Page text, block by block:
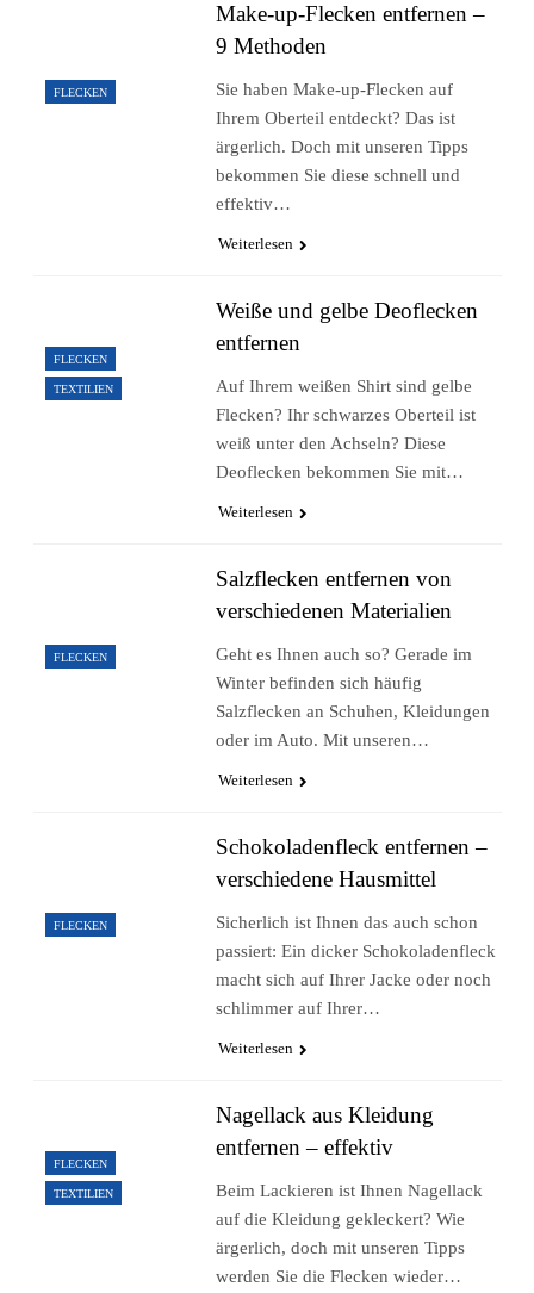
FLECKEN
Make-up-Flecken entfernen –
9 Methoden
Sie haben Make-up-Flecken auf
Ihrem Oberteil entdeckt? Das ist
ärgerlich. Doch mit unseren Tipps
bekommen Sie diese schnell und
effektiv…
Weiterlesen
FLECKEN
TEXTILIEN
Weiße und gelbe Deoflecken
entfernen
Auf Ihrem weißen Shirt sind gelbe
Flecken? Ihr schwarzes Oberteil ist
weiß unter den Achseln? Diese
Deoflecken bekommen Sie mit…
Weiterlesen
FLECKEN
Salzflecken entfernen von
verschiedenen Materialien
Geht es Ihnen auch so? Gerade im
Winter befinden sich häufig
Salzflecken an Schuhen, Kleidungen
oder im Auto. Mit unseren…
Weiterlesen
FLECKEN
Schokoladenfleck entfernen –
verschiedene Hausmittel
Sicherlich ist Ihnen das auch schon
passiert: Ein dicker Schokoladenfleck
macht sich auf Ihrer Jacke oder noch
schlimmer auf Ihrer…
Weiterlesen
FLECKEN
TEXTILIEN
Nagellack aus Kleidung
entfernen – effektiv
Beim Lackieren ist Ihnen Nagellack
auf die Kleidung gekleckert? Wie
ärgerlich, doch mit unseren Tipps
werden Sie die Flecken wieder…